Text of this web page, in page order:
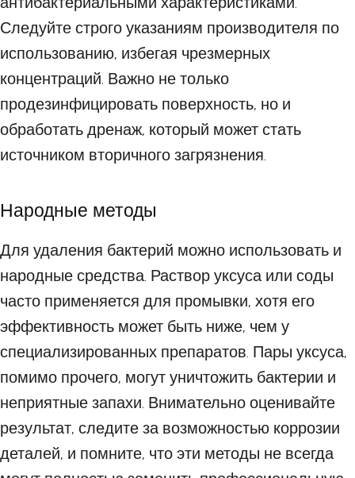
Следуйте строго указаниям производителя по
использованию, избегая чрезмерных
концентраций. Важно не только
продезинфицировать поверхность, но и
обработать дренаж, который может стать
источником вторичного загрязнения.
Народные методы
Для удаления бактерий можно использовать и
народные средства. Раствор уксуса или соды
часто применяется для промывки, хотя его
эффективность может быть ниже, чем у
специализированных препаратов. Пары уксуса,
помимо прочего, могут уничтожить бактерии и
неприятные запахи. Внимательно оценивайте
результат, следите за возможностью коррозии
деталей, и помните, что эти методы не всегда